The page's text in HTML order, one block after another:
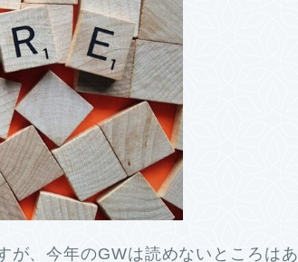
が、今年のGWは読めないところはあ